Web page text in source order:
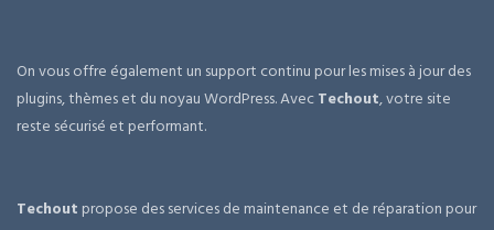
On vous offre également un support continu pour les mises à jour des
plugins, thèmes et du noyau WordPress. AvecTechout, votre site
reste sécurisé et performant.
Techout propose des services de maintenance et de réparation pour